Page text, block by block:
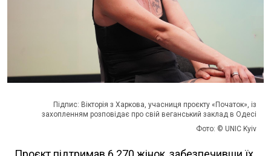
Підпис: Вікторія з Харкова, учасниця проєкту «Початок», із
захопленням розповідає про свій веганський заклад в Одесі
Фото: © UNIC Kyiv